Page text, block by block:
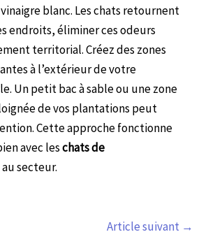
blanc. Les chats retournent
endroits, éliminer ces odeurs
territorial. Créez des zones
à l’extérieur de votre
Un petit bac à sable ou une zone
de vos plantations peut
Cette approche fonctionne
avec leschats de
secteur.
Article suivant →